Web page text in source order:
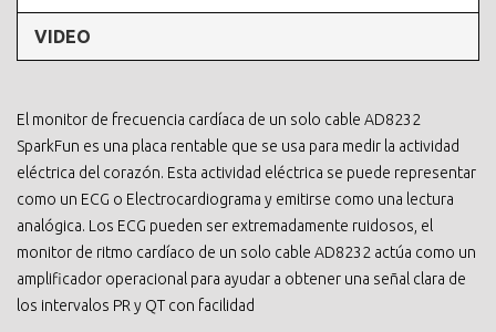
VIDEO
El monitor de frecuencia cardíaca de un solo cable AD8232
SparkFun es una placa rentable que se usa para medir la actividad
eléctrica del corazón. Esta actividad eléctrica se puede representar
como un ECG o Electrocardiograma y emitirse como una lectura
analógica. Los ECG pueden ser extremadamente ruidosos, el
monitor de ritmo cardíaco de un solo cable AD8232 actúa como un
amplificador operacional para ayudar a obtener una señal clara de
los intervalos PR y QT con facilidad